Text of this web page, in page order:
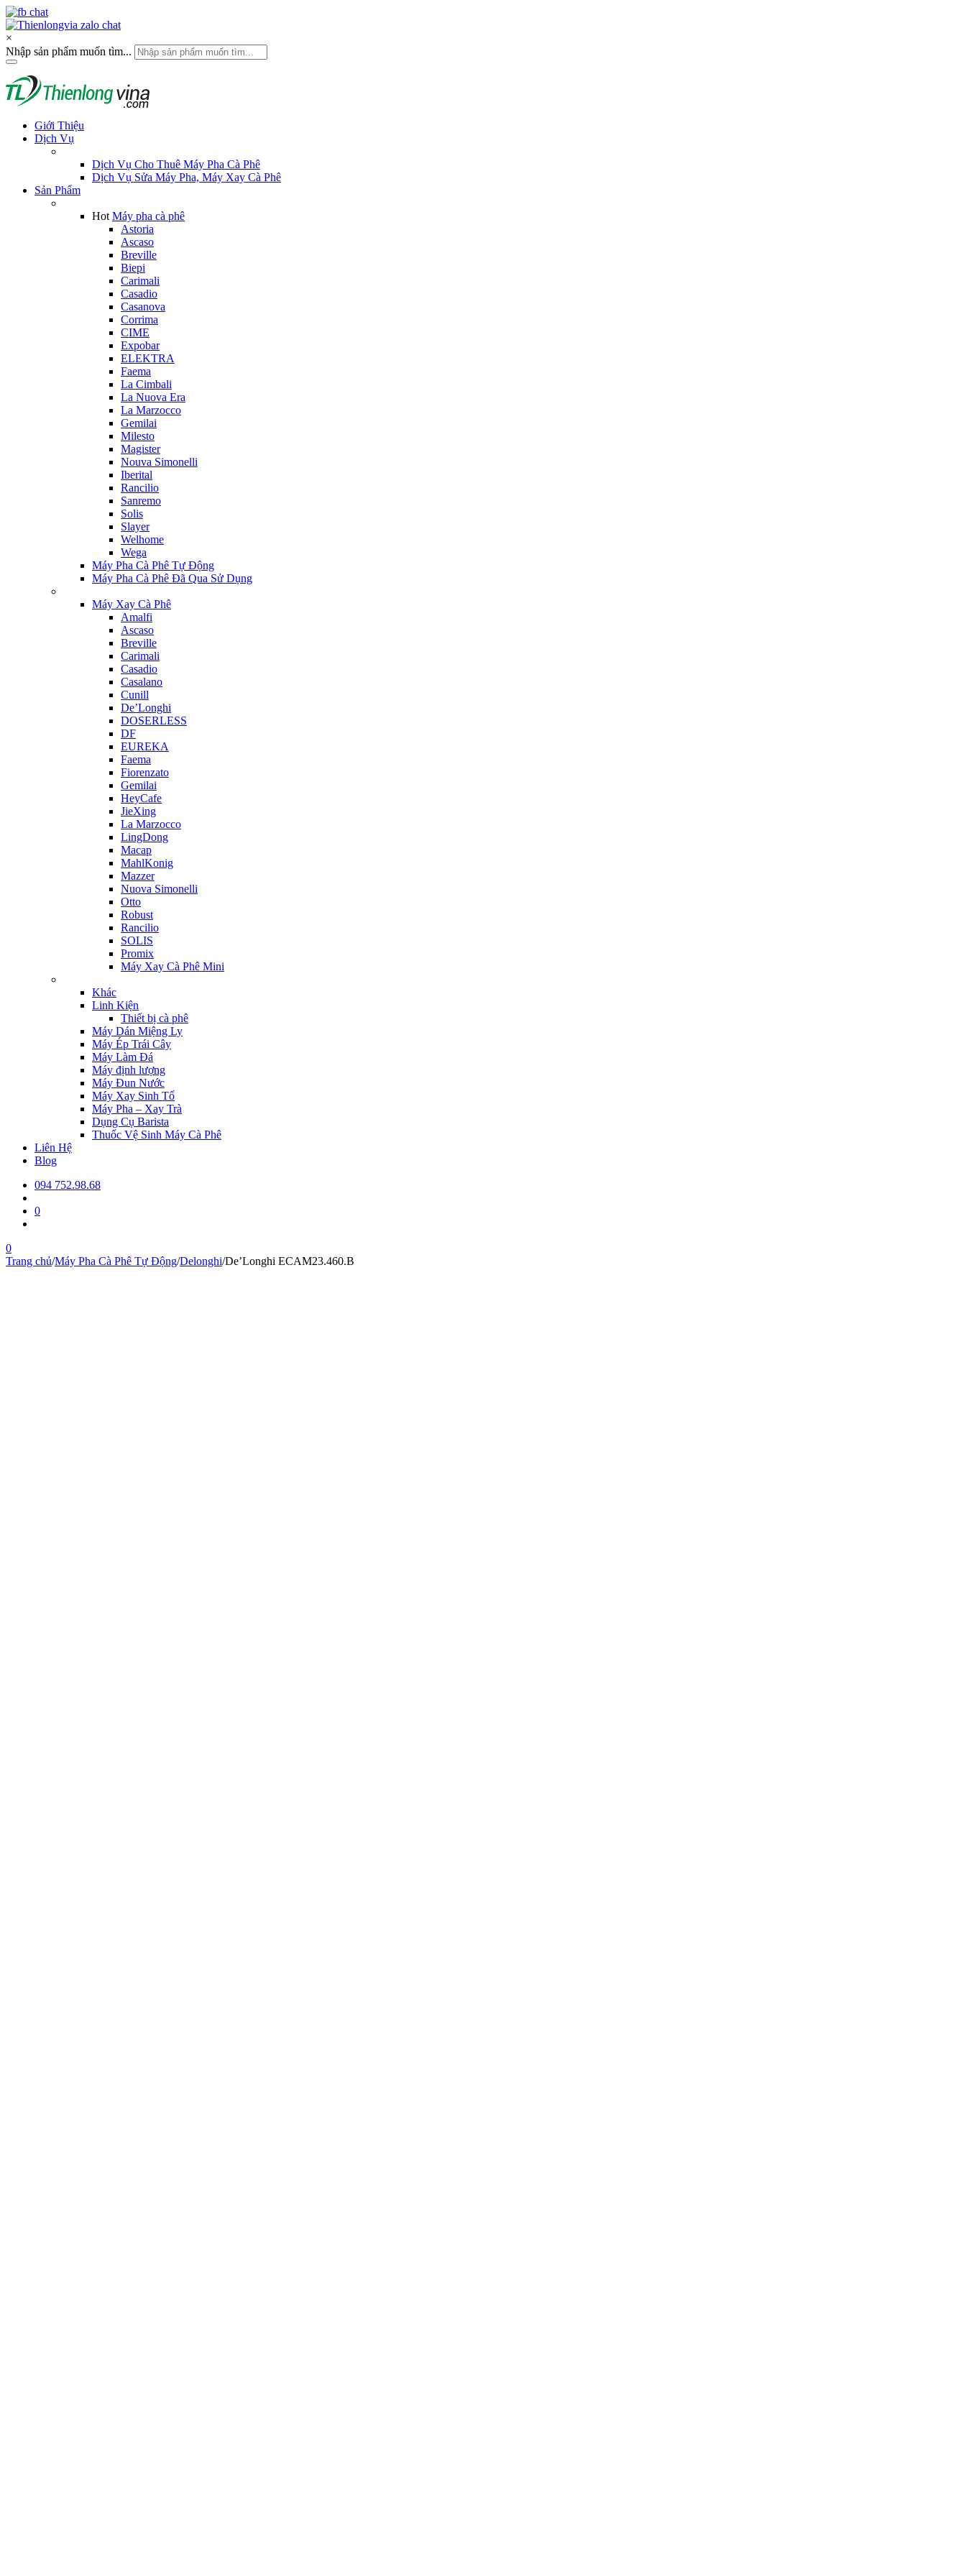
×
Nhập sản phẩm muốn tìm...
Giới Thiệu
Dịch Vụ
Dịch Vụ Cho Thuê Máy Pha Cà Phê
Dịch Vụ Sửa Máy Pha, Máy Xay Cà Phê
Sản Phẩm
Hot Máy pha cà phê
Astoria
Ascaso
Breville
Biepi
Carimali
Casadio
Casanova
Corrima
CIME
Expobar
ELEKTRA
Faema
La Cimbali
La Nuova Era
La Marzocco
Gemilai
Milesto
Magister
Nouva Simonelli
Iberital
Rancilio
Sanremo
Solis
Slayer
Welhome
Wega
Máy Pha Cà Phê Tự Động
Máy Pha Cà Phê Đã Qua Sử Dụng
Máy Xay Cà Phê
Amalfi
Ascaso
Breville
Carimali
Casadio
Casalano
Cunill
De’Longhi
DOSERLESS
DF
EUREKA
Faema
Fiorenzato
Gemilai
HeyCafe
JieXing
La Marzocco
LingDong
Macap
MahlKonig
Mazzer
Nuova Simonelli
Otto
Robust
Rancilio
SOLIS
Promix
Máy Xay Cà Phê Mini
Khác
Linh Kiện
Thiết bị cà phê
Máy Dán Miệng Ly
Máy Ép Trái Cây
Máy Làm Đá
Máy định lượng
Máy Đun Nước
Máy Xay Sinh Tố
Máy Pha – Xay Trà
Dụng Cụ Barista
Thuốc Vệ Sinh Máy Cà Phê
Liên Hệ
Blog
094 752.98.68
0
0
Trang chủ/Máy Pha Cà Phê Tự Động/Delonghi/De’Longhi ECAM23.460.B